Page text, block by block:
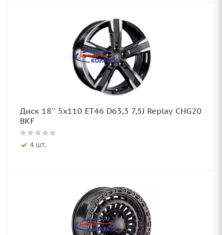
Диск 18'' 5x110 ET46 D63,3 7,5J Replay CHG20
BKF
4 шт.